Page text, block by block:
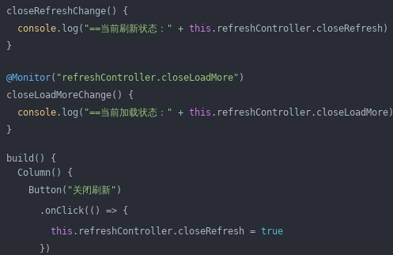
closeRefreshChange() {
console .log( "==当前刷新状态：" + this .refreshController.closeRefresh)
}
@Monitor( "refreshController.closeLoadMore" )
closeLoadMoreChange() {
console .log( "==当前加载状态：" + this .refreshController.closeLoadMore)
}
build() {
Column() {
Button( "关闭刷新" )
.onClick( () => {
this .refreshController.closeRefresh = true
})